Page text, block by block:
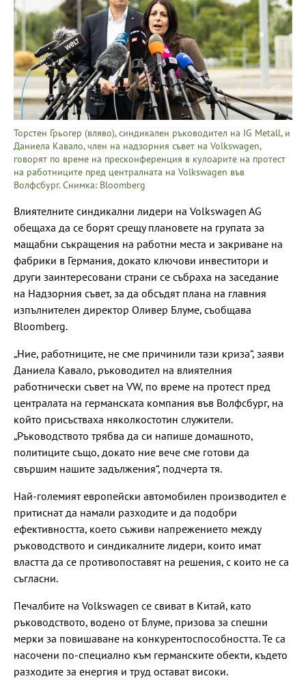
Торстен Грьогер (вляво), синдикален ръководител на IG Metall, и
Даниела Кавало, член на надзорния съвет на Volkswagen,
говорят по време на пресконференция в кулоарите на протест
на работниците пред централната на Volkswagen във
Волфсбург. Снимка: Bloomberg
Влиятелните синдикални лидери на Volkswagen AG
обещаха да се борят срещу плановете на групата за
мащабни съкращения на работни места и закриване на
фабрики в Германия, докато ключови инвеститори и
други заинтересовани страни се събраха на заседание
на Надзорния съвет, за да обсъдят плана на главния
изпълнителен директор Оливер Блуме, съобщава
Bloomberg.
„Ние, работниците, не сме причинили тази криза“, заяви
Даниела Кавало, ръководител на влиятелния
работнически съвет на VW, по време на протест пред
централата на германската компания във Волфсбург, на
който присъстваха няколкостотин служители.
„Ръководството трябва да си напише домашното,
политиците също, докато ние вече сме готови да
свършим нашите задължения“, подчерта тя.
Най-големият европейски автомобилен производител е
притиснат да намали разходите и да подобри
ефективността, което съживи напрежението между
ръководството и синдикалните лидери, които имат
властта да се противопоставят на решения, с които не са
съгласни.
Печалбите на Volkswagen се свиват в Китай, като
ръководството, водено от Блуме, призова за спешни
мерки за повишаване на конкурентоспособността. Те са
насочени по-специално към германските обекти, където
разходите за енергия и труд остават високи.